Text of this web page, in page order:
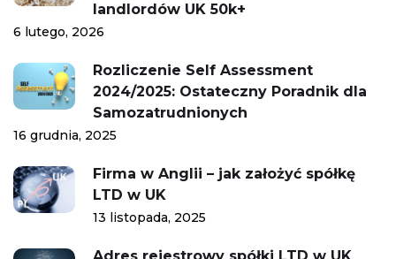
landlordów UK 50k+
6 lutego, 2026
Rozliczenie Self Assessment
2024/2025: Ostateczny Poradnik dla
Samozatrudnionych
16 grudnia, 2025
Firma w Anglii – jak założyć spółkę
LTD w UK
13 listopada, 2025